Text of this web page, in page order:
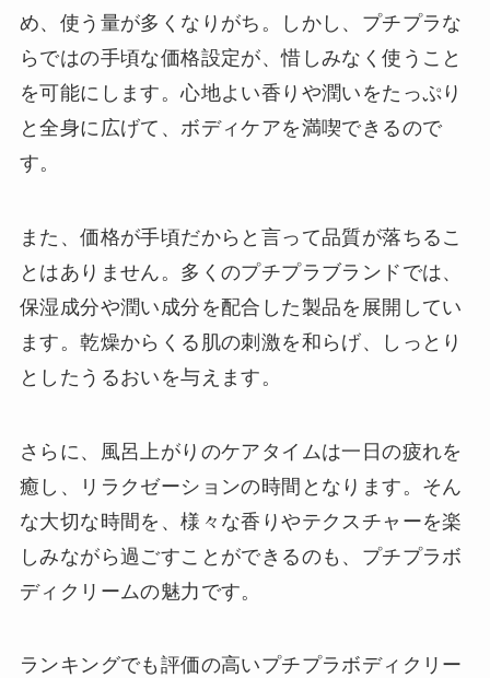
め、使う量が多くなりがち。しかし、プチプラな
らではの手頃な価格設定が、惜しみなく使うこと
を可能にします。心地よい香りや潤いをたっぷり
と全身に広げて、ボディケアを満喫できるので
す。
また、価格が手頃だからと言って品質が落ちるこ
とはありません。多くのプチプラブランドでは、
保湿成分や潤い成分を配合した製品を展開してい
ます。乾燥からくる肌の刺激を和らげ、しっとり
としたうるおいを与えます。
さらに、風呂上がりのケアタイムは一日の疲れを
癒し、リラクゼーションの時間となります。そん
な大切な時間を、様々な香りやテクスチャーを楽
しみながら過ごすことができるのも、プチプラボ
ディクリームの魅力です。
ランキングでも評価の高いプチプラボディクリー